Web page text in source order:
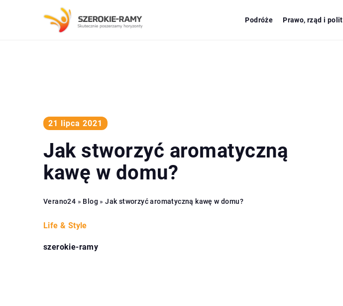
Podróże Prawo, rząd i
21 lipca 2021
Jak stworzyć aromatyczną
kawę w domu?
Verano24 » Blog »Jak stworzyć aromatyczną kawę w domu?
Life & Style
szerokie-ramy